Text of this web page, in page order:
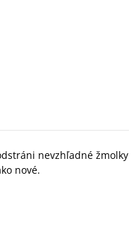
nevzhľadné žmolky
nové.